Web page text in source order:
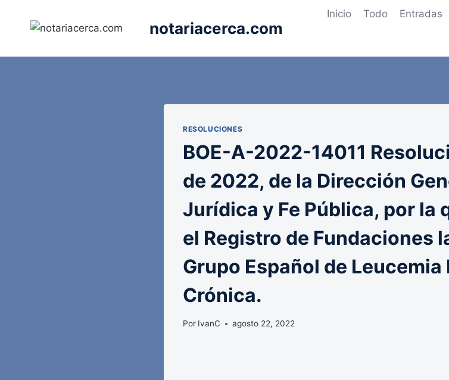
notariacerca.com
Inicio Todo Entradas
RESOLUCIONES
BOE-A-2022-14011
de 2022, de la Dirección
Jurídica y Fe Pública, por la
el Registro de Fundaciones
Grupo Español de
Crónica.
Por IvanC agosto 22, 2022